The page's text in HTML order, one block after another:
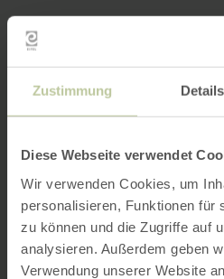
Zustimmung Details
Diese Webseite verwendet
Wir verwenden Cookies, um
personalisieren, Funktionen für
zu können und die Zugriffe auf
analysieren. Außerdem geben
Verwendung unserer Website